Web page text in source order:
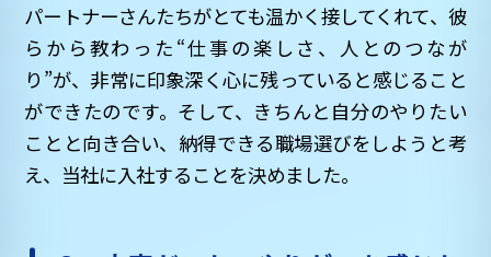
パートナーさんたちがとても温かく接してくれて、彼
らから教わった“仕事の楽しさ、人とのつなが
り”が、非常に印象深く心に残っていると感じること
ができたのです。そして、きちんと自分のやりたい
ことと向き合い、納得できる職場選びをしようと考
え、当社に入社することを決めました。